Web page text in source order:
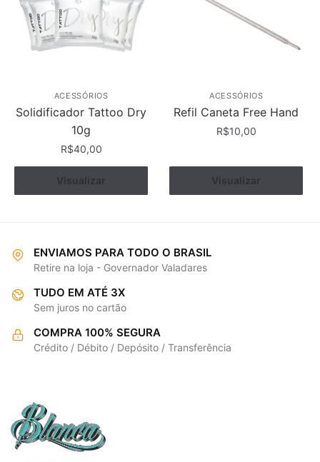
ACESSÓRIOS
Solidificador Tattoo Dry
10g
R$40,00
Comprar
Visualizar
ACESSÓRIOS
Refil Caneta Free Hand
R$10,00
Ver opções
produto
tem
Visualizar
ENVIAMOS PARA TODO O BRASIL
Retire na loja - Governador Valadares
TUDO EM ATÉ 3X
Sem juros no cartão
COMPRA 100% SEGURA
Crédito / Débito / Depósito / Transferência